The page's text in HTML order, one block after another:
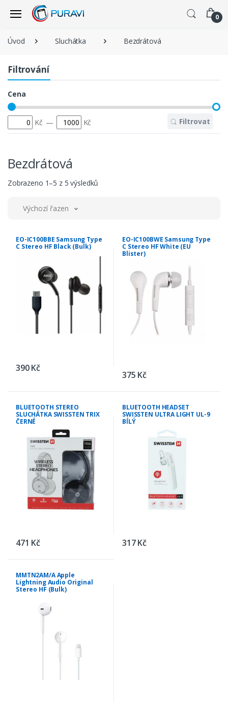
0
Úvod Sluchátka Bezdrátová
Filtrování
Cena
Kč — Kč Filtrovat
Bezdrátová
Zobrazeno 1–5 z 5 výsledků
Výchozí řazení
EO-IC100BBE Samsung Type
C Stereo HF Black (Bulk)
390 Kč
EO-IC100BWE Samsung Type
C Stereo HF White (EU
Blister)
375 Kč
BLUETOOTH STEREO
SLUCHÁTKA SWISSTEN TRIX
ČERNÉ
471 Kč
BLUETOOTH HEADSET
SWISSTEN ULTRA LIGHT UL-9
BÍLÝ
317 Kč
MMTN2AM/A Apple
Lightning Audio Original
Stereo HF (Bulk)